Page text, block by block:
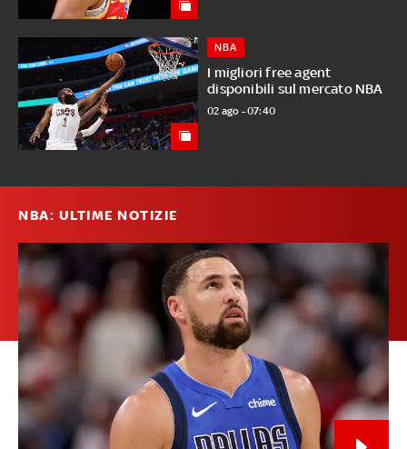
I migliori free agent
disponibili sul mercato NBA
NBA
02 ago - 07:40
NBA: ULTIME NOTIZIE